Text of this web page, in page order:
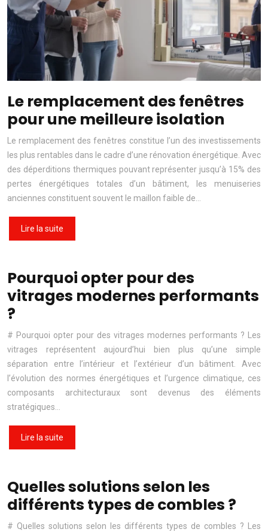
Le remplacement des fenêtres
pour une meilleure isolation
Le remplacement des fenêtres constitue l’un des investissements
les plus rentables dans le cadre d’une rénovation énergétique. Avec
des déperditions thermiques pouvant représenter jusqu’à 15% des
pertes énergétiques totales d’un bâtiment, les menuiseries
anciennes constituent souvent le maillon faible de…
Lire la suite
Pourquoi opter pour des
vitrages modernes performants
?
# Pourquoi opter pour des vitrages modernes performants ? Les
vitrages représentent aujourd’hui bien plus qu’une simple
séparation entre l’intérieur et l’extérieur d’un bâtiment. Avec
l’évolution des normes énergétiques et l’urgence climatique, ces
composants architecturaux sont devenus des éléments
stratégiques…
Lire la suite
Quelles solutions selon les
différents types de combles ?
# Quelles solutions selon les différents types de combles ? Les